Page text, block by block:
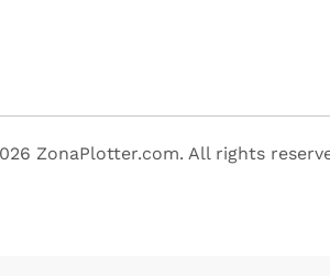
ZonaPlotter.com. All rights